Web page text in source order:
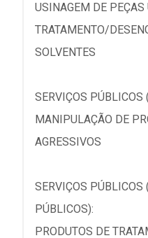
USINAGEM DE PEÇAS
TRATAMENTO/
SOLVENTES
SERVIÇOS PÚBLICOS
MANIPULAÇÃO DE
AGRESSIVOS
SERVIÇOS PÚBLICOS
PÚBLICOS):
PRODUTOS DE